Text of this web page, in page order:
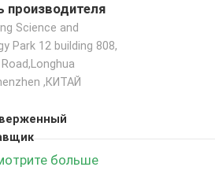
производителя
Science and
Park 12 building 808,
,КИТАЙ
больше